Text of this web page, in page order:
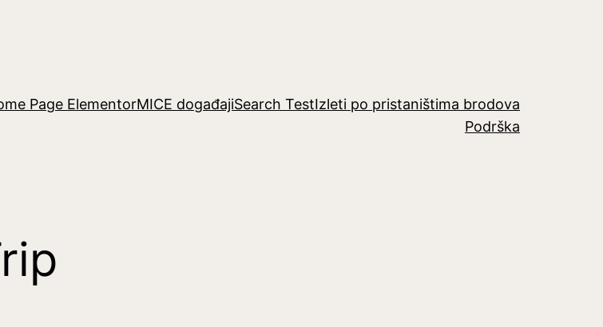
Page ElementorMICE događajiSearch TestIzleti po pristaništima brodova
Podrška